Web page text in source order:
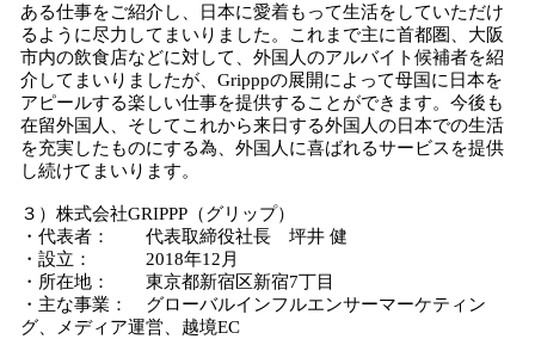
ある仕事をご紹介し、日本に愛着もって生活をしていただけ
るように尽力してまいりました。これまで主に首都圏、大阪
市内の飲食店などに対して、外国人のアルバイト候補者を紹
介してまいりましたが、Gripppの展開によって母国に日本を
アピールする楽しい仕事を提供することができます。今後も
在留外国人、そしてこれから来日する外国人の日本での生活
を充実したものにする為、外国人に喜ばれるサービスを提供
し続けてまいります。
３）株式会社GRIPPP（グリップ）
・代表者： 代表取締役社長 坪井 健
・設立： 2018年12月
・所在地： 東京都新宿区新宿7丁目
・主な事業： グローバルインフルエンサーマーケティン
グ、メディア運営、越境EC